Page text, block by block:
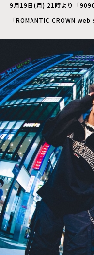
9月19日(月) 21時より「
「ROMANTIC CROWN